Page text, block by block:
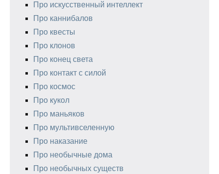
Про искусственный интеллект
Про каннибалов
Про квесты
Про клонов
Про конец света
Про контакт с силой
Про космос
Про кукол
Про маньяков
Про мультивселенную
Про наказание
Про необычные дома
Про необычных существ